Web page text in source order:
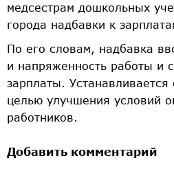
медсестрам дошкольных
города надбавки к
По его словам, надбавка
и напряженность работы и
зарплаты.
целью улучшения условий
работников.
Добавить комментарий